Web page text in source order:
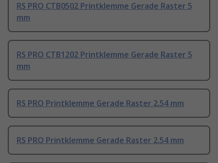
RS PRO CTB0502 Printklemme Gerade Raster 5
mm
RS PRO CTB1202 Printklemme Gerade Raster 5
mm
RS PRO Printklemme Gerade Raster 2.54 mm
RS PRO Printklemme Gerade Raster 2.54 mm